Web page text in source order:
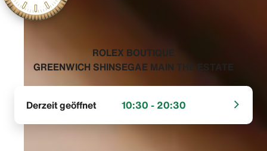
‭ROLEX BOUTIQUE
GREENWICH SHINSEGAE MAIN THE ESTATE‬
Derzeit geöffnet 10:30 - 20:30